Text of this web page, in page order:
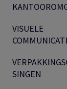
VISUELE
SINGEN